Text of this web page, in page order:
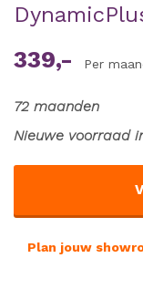
339,- Per
72 maanden
Nieuwe voorraad
Plan jouw